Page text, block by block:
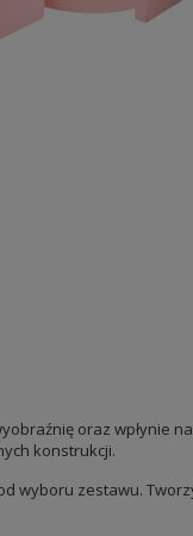
oraz wpłynie
konstrukcji.
wyboru zestawu.